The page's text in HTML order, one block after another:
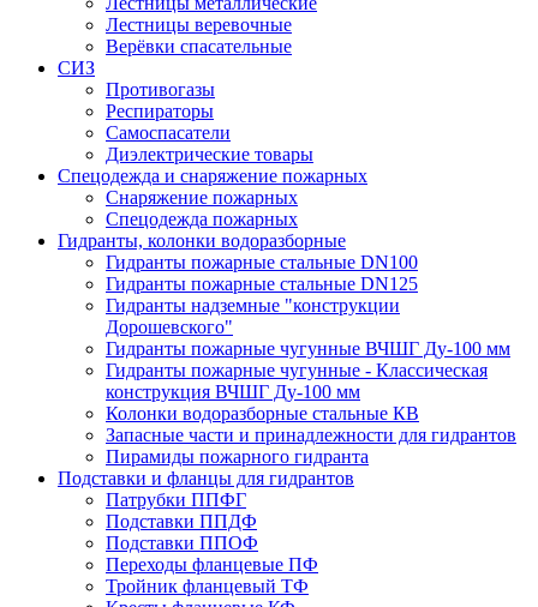
Лестницы веревочные
Верёвки спасательные
СИЗ
Противогазы
Респираторы
Самоспасатели
Диэлектрические товары
Спецодежда и снаряжение пожарных
Снаряжение пожарных
Спецодежда пожарных
Гидранты, колонки водоразборные
Гидранты пожарные стальные DN100
Гидранты пожарные стальные DN125
Гидранты надземные "конструкции
Дорошевского"
Гидранты пожарные чугунные ВЧШГ Ду-100 мм
Гидранты пожарные чугунные - Классическая
конструкция ВЧШГ Ду-100 мм
Колонки водоразборные стальные КВ
Запасные части и принадлежности для гидрантов
Пирамиды пожарного гидранта
Подставки и фланцы для гидрантов
Патрубки ППФГ
Подставки ППДФ
Подставки ППОФ
Переходы фланцевые ПФ
Тройник фланцевый ТФ